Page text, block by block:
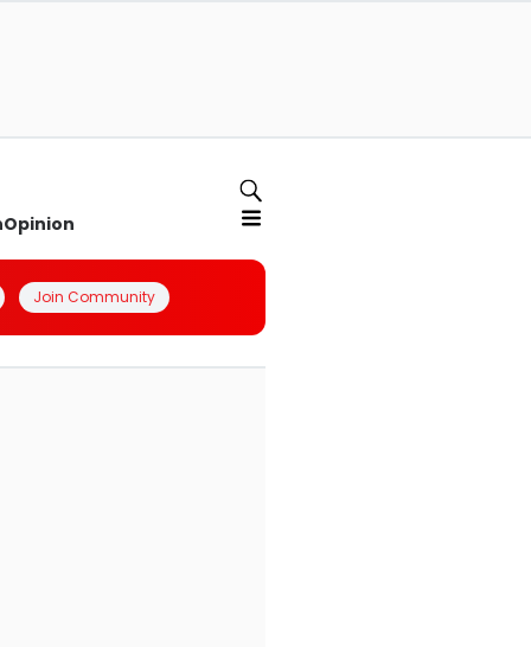
Opinion
Join Community